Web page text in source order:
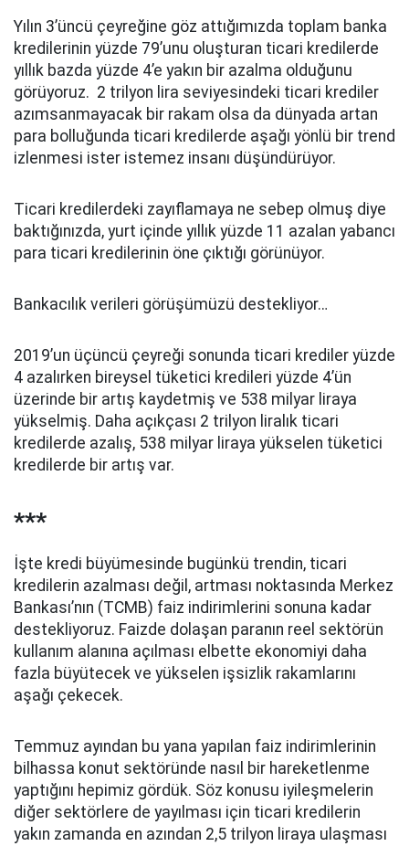
Yılın 3’üncü çeyreğine göz attığımızda toplam banka
kredilerinin yüzde 79’unu oluşturan ticari kredilerde
yıllık bazda yüzde 4’e yakın bir azalma olduğunu
görüyoruz. 2 trilyon lira seviyesindeki ticari krediler
azımsanmayacak bir rakam olsa da dünyada artan
para bolluğunda ticari kredilerde aşağı yönlü bir trend
izlenmesi ister istemez insanı düşündürüyor.
Ticari kredilerdeki zayıflamaya ne sebep olmuş diye
baktığınızda, yurt içinde yıllık yüzde 11 azalan yabancı
para ticari kredilerinin öne çıktığı görünüyor.
Bankacılık verileri görüşümüzü destekliyor…
2019’un üçüncü çeyreği sonunda ticari krediler yüzde
4 azalırken bireysel tüketici kredileri yüzde 4’ün
üzerinde bir artış kaydetmiş ve 538 milyar liraya
yükselmiş. Daha açıkçası 2 trilyon liralık ticari
kredilerde azalış, 538 milyar liraya yükselen tüketici
kredilerde bir artış var.
***
İşte kredi büyümesinde bugünkü trendin, ticari
kredilerin azalması değil, artması noktasında Merkez
Bankası’nın (TCMB) faiz indirimlerini sonuna kadar
destekliyoruz. Faizde dolaşan paranın reel sektörün
kullanım alanına açılması elbette ekonomiyi daha
fazla büyütecek ve yükselen işsizlik rakamlarını
aşağı çekecek.
Temmuz ayından bu yana yapılan faiz indirimlerinin
bilhassa konut sektöründe nasıl bir hareketlenme
yaptığını hepimiz gördük. Söz konusu iyileşmelerin
diğer sektörlere de yayılması için ticari kredilerin
yakın zamanda en azından 2,5 trilyon liraya ulaşması